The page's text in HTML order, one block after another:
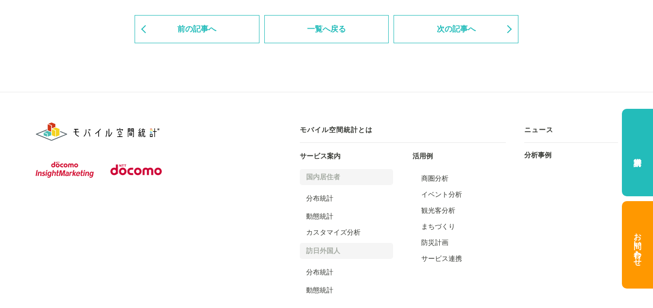
前の記事へ 一覧へ戻る 次の記事へ
モバイル空間統計とは
サービス案内
国内居住者
分布統計
動態統計
カスタマイズ分析
訪日外国人
分布統計
動態統計
活用例
商圏分析
イベント分析
観光客分析
まちづくり
防災計画
サービス連携
ニュース
分析事例
お問い合わせ